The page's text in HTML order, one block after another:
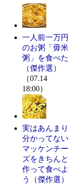
一人前一万円
のお粥「毋米
粥」を食べた
（傑作選）
（07.14
18:00）
実はあんまり
分かってない
マッケンチー
ズをきちんと
作って食べよ
う（傑作選）